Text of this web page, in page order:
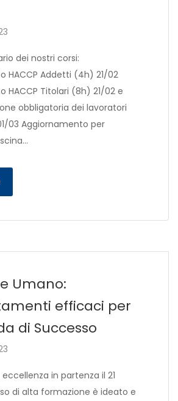
dei nostri corsi:
HACCP Addetti (4h) 21/02
HACCP Titolari (8h) 21/02 e
obbligatoria dei lavoratori
03 Aggiornamento per
Umano:
efficaci per
di Successo
in partenza il 21
di alta formazione è ideato e